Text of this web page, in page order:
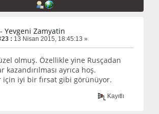
Yevgeni Zamyatin
: 13 Nisan 2015, 18:45:13 »
olmuş. Özellikle yine Rusçadan
ayrıca hoş.
için iyi bir fırsat gibi görünüyor.
Kayıtlı